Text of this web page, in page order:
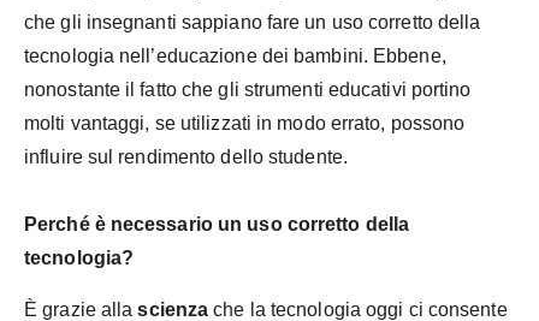
che gli insegnanti sappiano fare un uso corretto della
tecnologia nell’educazione dei bambini. Ebbene,
nonostante il fatto che gli strumenti educativi portino
molti vantaggi, se utilizzati in modo errato, possono
influire sul rendimento dello studente.
Perché è necessario un uso corretto della
tecnologia?
È grazie allascienza che la tecnologia oggi ci consente